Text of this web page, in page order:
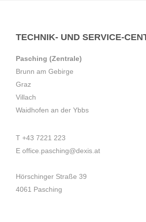
TECHNIK- UND SERVICE-
Pasching (Zentrale)
Brunn am Gebirge
Graz
Villach
Waidhofen an der Ybbs
T +43 7221 223
E office.pasching@dexis.at
Hörschinger Straße 39
4061 Pasching